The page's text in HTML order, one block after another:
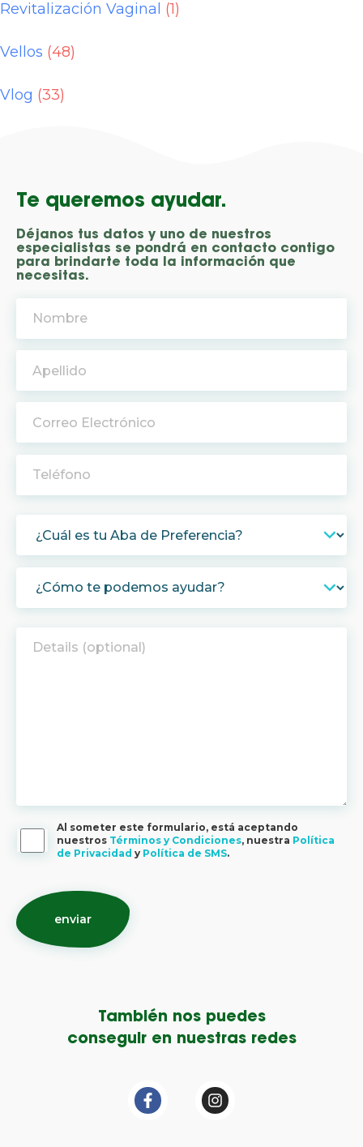
Revitalización Vaginal (1)
Vellos (48)
Vlog (33)
Te queremos ayudar.
Déjanos tus datos y uno de nuestros
especialistas se pondrá en contacto contigo
para brindarte toda la información que
necesitas.
Al someter este formulario, está aceptando
nuestros Términos y Condiciones, nuestra Política
de Privacidad y Política de SMS.
También nos puedes
conseguir en nuestras redes